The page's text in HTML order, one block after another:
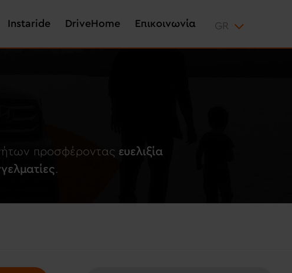
Instaride DriveHome Επικοινωνία
προσφέροντας ευελιξία
.